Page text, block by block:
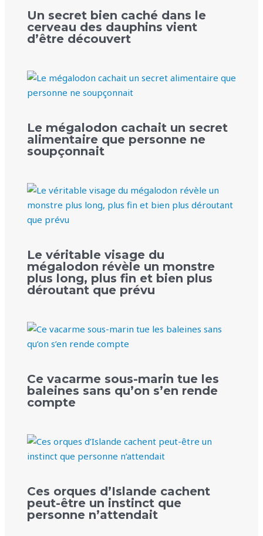
Un secret bien caché dans le
cerveau des dauphins vient
d’être découvert
Le mégalodon cachait un secret
alimentaire que personne ne
soupçonnait
Le véritable visage du
mégalodon révèle un monstre
plus long, plus fin et bien plus
déroutant que prévu
Ce vacarme sous-marin tue les
baleines sans qu’on s’en rende
compte
Ces orques d’Islande cachent
peut-être un instinct que
personne n’attendait